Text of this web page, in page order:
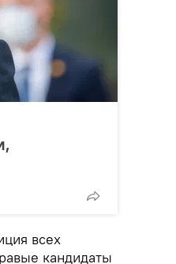
всех
кандидаты